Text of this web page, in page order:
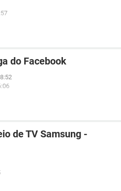
do Facebook
de TV Samsung -